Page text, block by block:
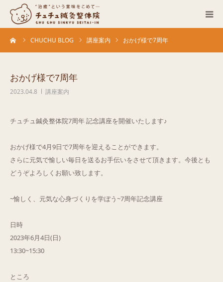
CHUCHU BLOG 講座案内 おかげ様で7周年
おかげ様で7周年
2023.04.8 講座案内
チュチュ鍼灸整体院7周年 記念講座を開催いたします♪
おかげ様で4月9日で7周年を迎えることができます。
さらに元気で愉しい毎日を送るお手伝いをさせて頂きます。今後とも
どうぞよろしくお願い致します。
~愉しく、元気な心身づくりを学ぼう~7周年記念講座
日時
2023年6月4日(日)
13:30~15:30
ところ
当院について
症例
Q&A